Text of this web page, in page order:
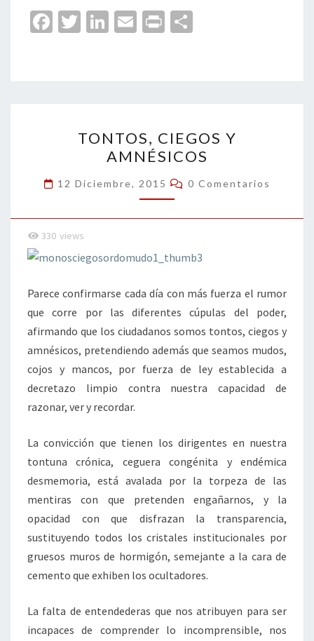
Fa
o
o
T
er
Li
dI
n
E
l
Pr
p
ar
tir
CIEGOS
Y
AMNÉSICOS
TONTOS, CIEGOS Y
AMNÉSICOS
12 Diciembre, 2015 Comentarios
0 Comentarios
330 views
Parece confirmarse cada día con más fuerza el rumor
que corre por las diferentes cúpulas del poder,
afirmando que los ciudadanos somos tontos, ciegos y
amnésicos, pretendiendo además que seamos mudos,
cojos y mancos, por fuerza de ley establecida a
decretazo limpio contra nuestra capacidad de
razonar, ver y recordar.
La convicción que tienen los dirigentes en nuestra
tontuna crónica, ceguera congénita y endémica
desmemoria, está avalada por la torpeza de las
mentiras con que pretenden engañarnos, y la
opacidad con que disfrazan la transparencia,
sustituyendo todos los cristales institucionales por
gruesos muros de hormigón, semejante a la cara de
cemento que exhiben los ocultadores.
La falta de entendederas que nos atribuyen para ser
incapaces de comprender lo incomprensible, nos